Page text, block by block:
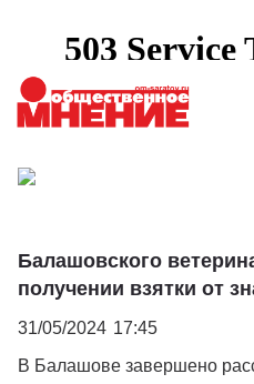
Балашовского
получении взятки от
31/05/2024 17:45
В Балашове завершено